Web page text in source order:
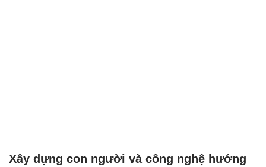
Xây dựng con người và công nghệ hướng